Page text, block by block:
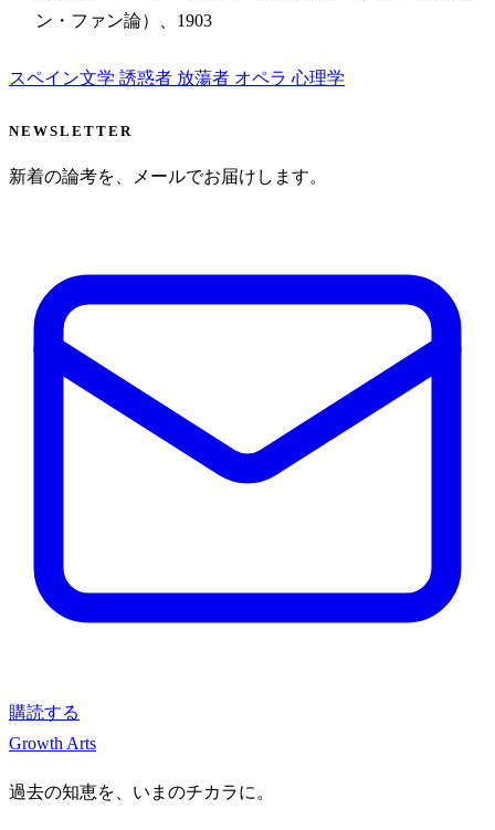
ン・ファン論）、1903
スペイン文学 誘惑者 放蕩者 オペラ 心理学
NEWSLETTER
新着の論考を、メールでお届けします。
購読する
Growth Arts
過去の知恵を、いまのチカラに。